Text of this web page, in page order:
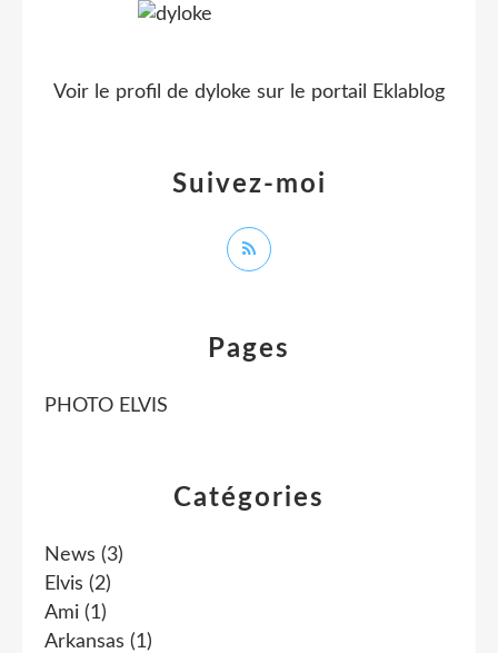
Catégories
News (3)
Elvis (2)
Ami (1)
Arkansas (1)
Pages
PHOTO ELVIS
Suivez-moi
Voir le profil de dyloke sur le portail Eklablog